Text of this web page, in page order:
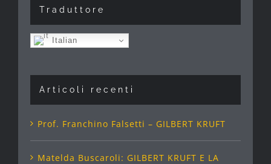
Traduttore
Italian
Articoli recenti
Prof. Franchino Falsetti – GILBERT KRUFT
Matelda Buscaroli: GILBERT KRUFT E LA